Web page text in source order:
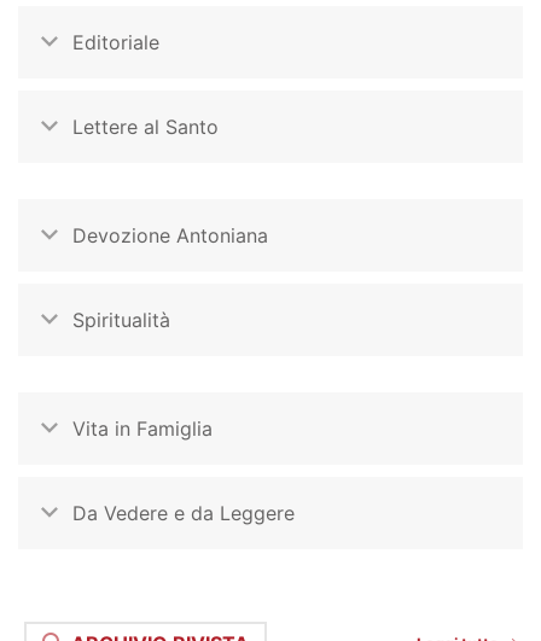
Editoriale
Lettere al Santo
Devozione Antoniana
Spiritualità
Vita in Famiglia
Da Vedere e da Leggere